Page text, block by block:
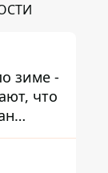
зиме -
что